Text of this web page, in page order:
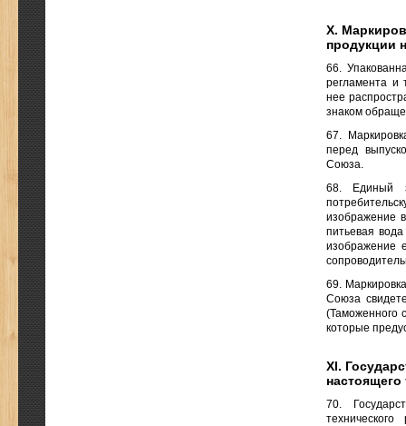
X.
продукции
66.
регламента и
нее
знаком
67.
перед
Союза.
68. Единый
изображение
питьевая
изображение
69.
Союза
(Таможенного
которые
XI.
настоящего
70.